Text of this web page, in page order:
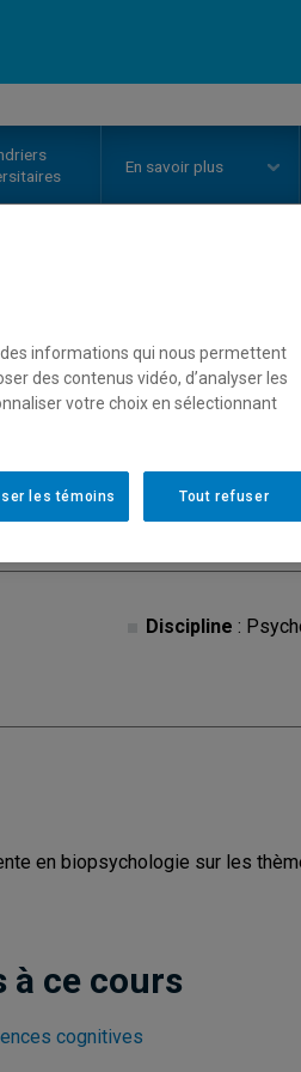
En savoir plus
Séminaire
Horaire -
Discipline :
en biopsychologie sur les
à ce cours
cognitives
informations qui nous permettent
des contenus vidéo, d’analyser les
votre choix en sélectionnant
Tout refuser
les témoins